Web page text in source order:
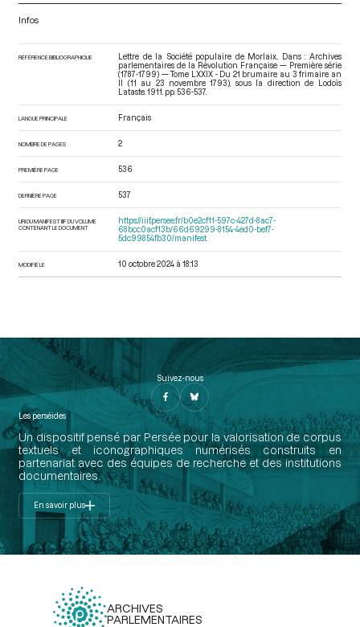
Infos
RÉFÉRENCE BIBLIOGRAPHIQUE
Lettre de la Société populaire de Morlaix.. Dans : Archives
parlementaires de la Révolution Française — Première série
(1787-1799) — Tome LXXIX - Du 21 brumaire au 3 frimaire an
II (11 au 23 novembre 1793) , sous la direction de Lodoïs
Lataste. 1911. pp. 536-537.
LANGUE PRINCIPALE Français
NOMBRE DE PAGES 2
PREMIÈRE PAGE 536
DERNIÈRE PAGE 537
URI DU MANIFEST IIIF DU VOLUME
CONTENANT LE DOCUMENT
https://iiif.persee.fr/b0e2cf11-597c-427d-8ac7-
68bcc0acf13b/66d69299-8154-4ed0-bef7-
5dc99854fb30/manifest
MODIFIÉ LE 10 octobre 2024 à 18:13
Suivez-nous
Les perséides
Un dispositif pensé par Persée pour la valorisation de corpus
textuels et iconographiques numérisés construits en
partenariat avec des équipes de recherche et des institutions
documentaires.
En savoir plus
ARCHIVES
PARLEMENTAIRES